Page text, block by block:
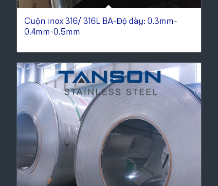
Cuộn inox 316/ 316L BA-Độ dày: 0.3mm-
0.4mm-0.5mm